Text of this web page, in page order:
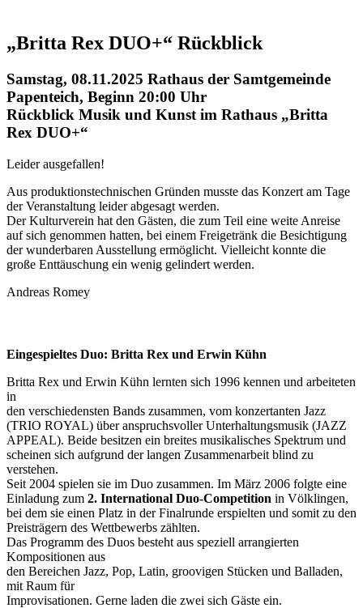
„Britta Rex DUO+“ Rückblick
Samstag, 08.11.2025 Rathaus der Samtgemeinde
Papenteich, Beginn 20:00 Uhr
Rückblick Musik und Kunst im Rathaus „Britta
Rex DUO+“
Leider ausgefallen!
Aus produktionstechnischen Gründen musste das Konzert am Tage
der Veranstaltung leider abgesagt werden.
Der Kulturverein hat den Gästen, die zum Teil eine weite Anreise
auf sich genommen hatten, bei einem Freigetränk die Besichtigung
der wunderbaren Ausstellung ermöglicht. Vielleicht konnte die
große Enttäuschung ein wenig gelindert werden.
Andreas Romey
Eingespieltes Duo: Britta Rex und Erwin Kühn
Britta Rex und Erwin Kühn lernten sich 1996 kennen und arbeiteten
in
den verschiedensten Bands zusammen, vom konzertanten Jazz
(TRIO ROYAL) über anspruchsvoller Unterhaltungsmusik (JAZZ
APPEAL). Beide besitzen ein breites musikalisches Spektrum und
scheinen sich aufgrund der langen Zusammenarbeit blind zu
verstehen.
Seit 2004 spielen sie im Duo zusammen. Im März 2006 folgte eine
Einladung zum 2. International Duo-Competition in Völklingen,
bei dem sie einen Platz in der Finalrunde erspielten und somit zu den
Preisträgern des Wettbewerbs zählten.
Das Programm des Duos besteht aus speziell arrangierten
Kompositionen aus
den Bereichen Jazz, Pop, Latin, groovigen Stücken und Balladen,
mit Raum für
Improvisationen. Gerne laden die zwei sich Gäste ein.